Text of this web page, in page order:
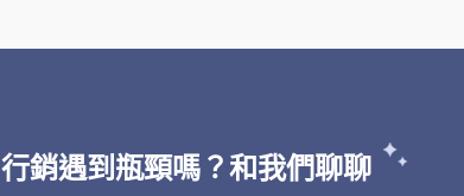
行銷遇到瓶頸嗎？和我們聊聊